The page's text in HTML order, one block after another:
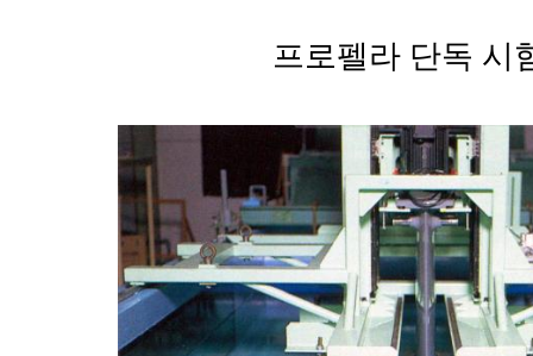
프로펠라 단독 시